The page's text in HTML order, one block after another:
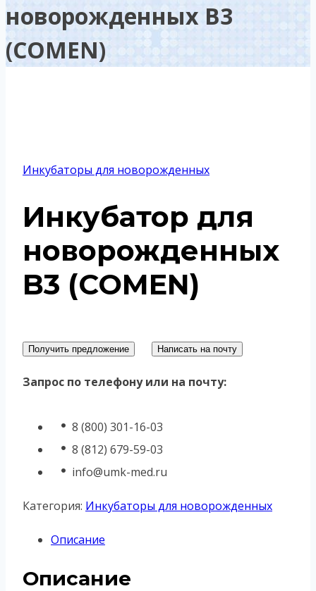
новорожденных B3
(COMEN)
Инкубаторы для новорожденных
Инкубатор для
новорожденных
B3 (COMEN)
Получить предложение Написать на почту
Запрос по телефону или на почту:
8 (800) 301-16-03
8 (812) 679-59-03
info@umk-med.ru
Категория: Инкубаторы для новорожденных
Описание
Описание